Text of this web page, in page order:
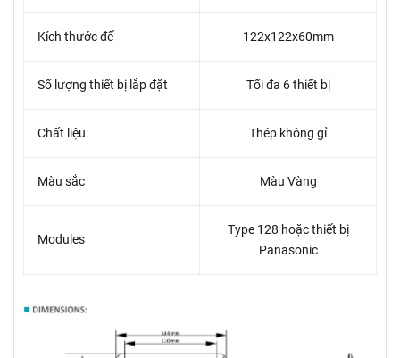
Kích thước đế 122x122x60mm
Số lượng thiết bị lắp đặt Tối đa 6 thiết bị
Chất liệu Thép không gỉ
Màu sắc Màu Vàng
Modules
Type 128 hoặc thiết bị
Panasonic